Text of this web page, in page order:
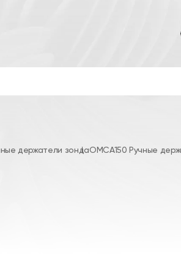
держатели зондаOMCA150 Ручные